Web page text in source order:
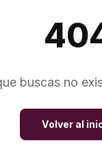
buscas no
Volver al